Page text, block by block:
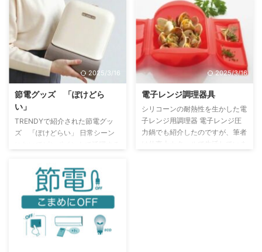
2025/3/16
節電グッズ 「ぽけどら
い」
TRENDYで紹介された節電グッ
ズ 「ぽけどらい」 日常シーン
に徹底できる。衣装乾燥機は消費
電力も大きく、乾かしたい衣類が
数枚と少ない場合、効率が悪い、
そこでスリーアールの「クラレ
折り畳み衣料乾燥機 ぽけどら
い」の登場です。「ぽけどらい」
は、少量の衣類を素早く乾かすこ
2025/3/16
電子レンジ調理器具
シリコーンの耐熱性を生かした電
子レンジ用調理器 電子レンジ圧
力鍋でも紹介したのですが、筆者
2025/3/16